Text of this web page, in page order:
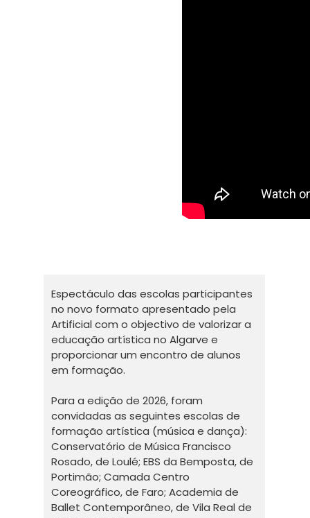
Espectáculo das escolas participantes
no novo formato apresentado pela
Artificial com o objectivo de valorizar a
educação artística no Algarve e
proporcionar um encontro de alunos
em formação.
Para a edição de 2026, foram
convidadas as seguintes escolas de
formação artística (música e dança):
Conservatório de Música Francisco
Rosado, de Loulé; EBS da Bemposta, de
Portimão; Camada Centro
Coreográfico, de Faro; Academia de
Ballet Contemporâneo, de Vila Real de